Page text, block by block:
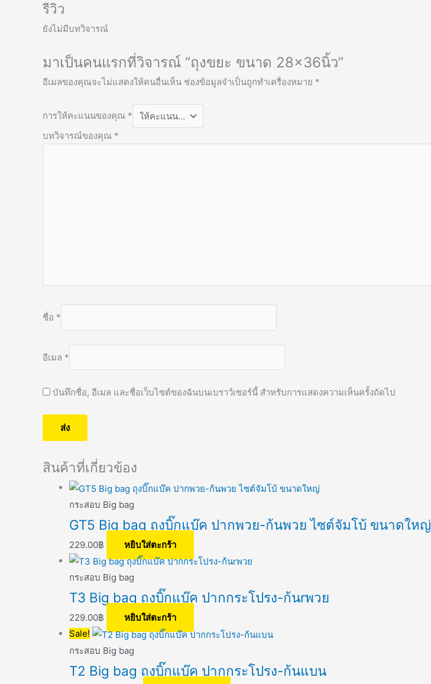
รีวิว
ยังไม่มีบทวิจารณ์
มาเป็นคนแรกที่วิจารณ์ “ถุงขยะ ขนาด 28×36นิ้ว”
อีเมลของคุณจะไม่แสดงให้คนอื่นเห็น ช่องข้อมูลจำเป็นถูกทำเครื่องหมาย *
การให้คะแนนของคุณ *
บทวิจารณ์ของคุณ *
ชื่อ *
อีเมล *
บันทึกชื่อ, อีเมล และชื่อเว็บไซต์ของฉันบนเบราว์เซอร์นี้ สำหรับการแสดงความเห็นครั้งถัดไป
สินค้าที่เกี่ยวข้อง
กระสอบ Big bag
GT5 Big bag ถุงบิ๊กแบ๊ค ปากพวย-ก้นพวย ไซต์จัมโบ้ ขนาดใหญ่
229.00฿ หยิบใส่ตะกร้า
กระสอบ Big bag
T3 Big bag ถุงบิ๊กแบ๊ค ปากกระโปรง-ก้นrพวย
229.00฿
หยิบใส่ตะกร้า
Sale!
กระสอบ Big bag
T2 Big bag ถุงบิ๊กแบ๊ค ปากกระโปรง-ก้นแบน